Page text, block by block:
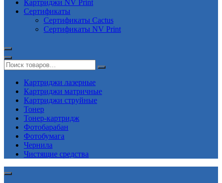
Картриджи NV Print
Сертификаты
Сертификаты Cactus
Сертификаты NV Print
Картриджи лазерные
Картриджи матричные
Картриджи струйные
Тонер
Тонер-картридж
Фотобарабан
Фотобумага
Чернила
Чистящие средства